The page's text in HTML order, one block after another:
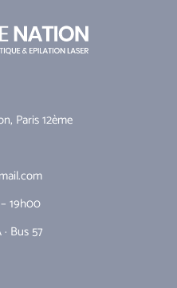
Paris 12ème
19h00
Bus 57